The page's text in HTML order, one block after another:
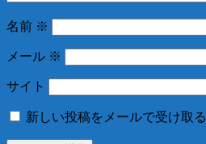
名前 ※
メール ※
サイト
新しい投稿をメールで受け取る